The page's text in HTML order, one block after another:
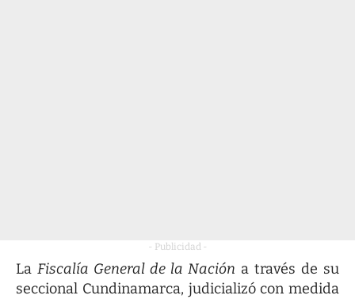
- Publicidad -
La Fiscalía General de la Nación a través de su
seccional Cundinamarca, judicializó con medida